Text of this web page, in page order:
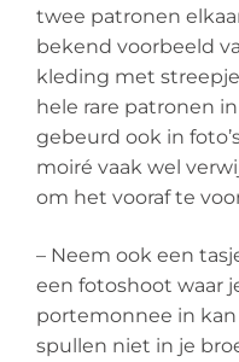
twee patronen
bekend voorbeeld
kleding met
hele rare patronen
gebeurd ook in
moiré vaak wel
om het vooraf te
– Neem ook een
een fotoshoot waar
portemonnee in
spullen niet in je